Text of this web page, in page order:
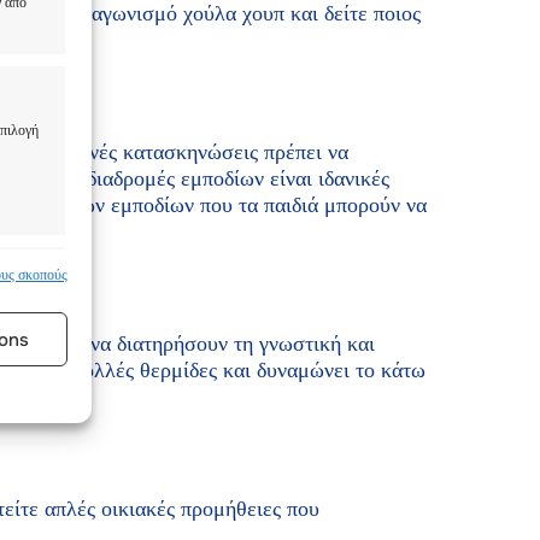
ενεργό
ενεργό
σκοπούς
έναν διαγωνισμό χούλα χουπ και δείτε ποιος
κατασκηνώσεις πρέπει να
Οι διαδρομές εμποδίων είναι ιδανικές
διαδρομών εμποδίων που τα παιδιά μπορούν να
να διατηρήσουν τη γνωστική και
πολλές θερμίδες και δυναμώνει το κάτω
απλές οικιακές προμήθειες που